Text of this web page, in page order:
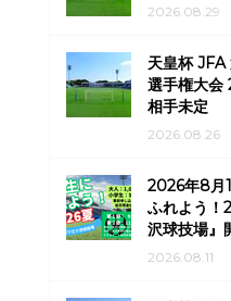
2026.08.29
天皇杯 JFA
選手権大
相手未定
2026.08.26
2026年8月
ふれよう！
沢球技場』
2026.08.11